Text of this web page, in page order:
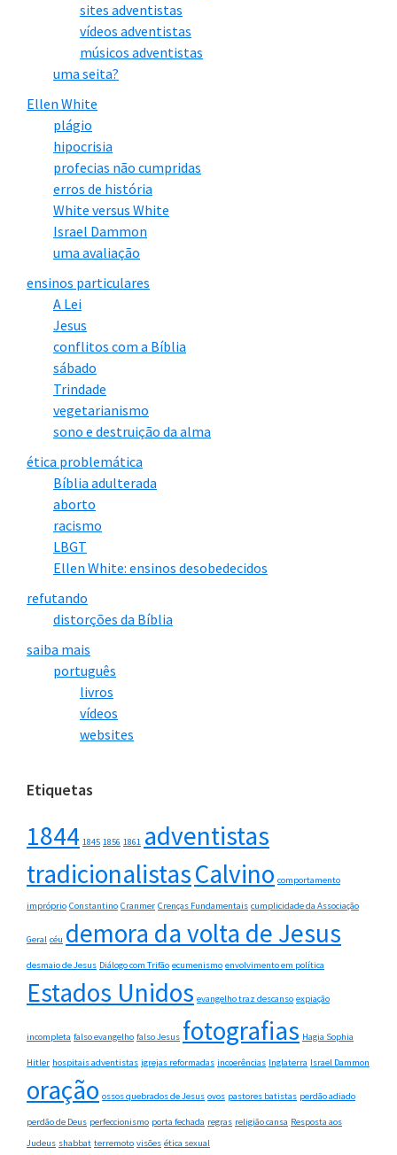
sites adventistas
vídeos adventistas
músicos adventistas
uma seita?
Ellen White
plágio
hipocrisia
profecias não cumpridas
erros de história
White versus White
Israel Dammon
uma avaliação
ensinos particulares
A Lei
Jesus
conflitos com a Bíblia
sábado
Trindade
vegetarianismo
sono e destruição da alma
ética problemática
Bíblia adulterada
aborto
racismo
LBGT
Ellen White: ensinos desobedecidos
refutando
distorções da Bíblia
saiba mais
português
livros
vídeos
websites
Etiquetas
1844 1845 1856 1861 adventistas
tradicionalistasCalvino comportamento
impróprio Constantino Cranmer Crenças Fundamentais cumplicidade da Associação
Geral céu demora da volta de Jesus
desmaio de Jesus Diálogo com Trifão ecumenismo envolvimento em política
Estados Unidos evangelho traz descanso expiação
incompleta falso evangelho falso Jesus fotografias Hagia Sophia
Hitler hospitais adventistas igrejas reformadas incoerências Inglaterra Israel Dammon
oração ossos quebrados de Jesus ovos pastores batistas perdão adiado
perdão de Deus perfeccionismo porta fechada regras religião cansa Resposta aos
Judeus shabbat terremoto visões ética sexual